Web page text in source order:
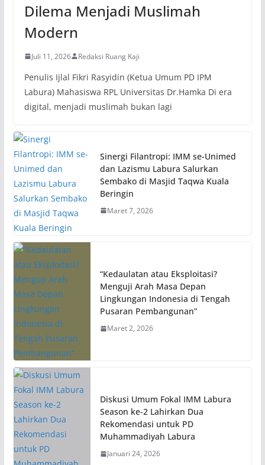
Dilema Menjadi Muslimah
Modern
Juli 11, 2026 Redaksi Ruang Kaji
Penulis Ijlal Fikri Rasyidin (Ketua Umum PD IPM
Labura) Mahasiswa RPL Universitas Dr.Hamka Di era
digital, menjadi muslimah bukan lagi
Sinergi Filantropi: IMM se-Unimed
dan Lazismu Labura Salurkan
Sembako di Masjid Taqwa Kuala
Beringin
Maret 7, 2026
“Kedaulatan atau Eksploitasi?
Menguji Arah Masa Depan
Lingkungan Indonesia di Tengah
Pusaran Pembangunan”
Maret 2, 2026
Diskusi Umum Fokal IMM Labura
Season ke-2 Lahirkan Dua
Rekomendasi untuk PD
Muhammadiyah Labura
Januari 24, 2026